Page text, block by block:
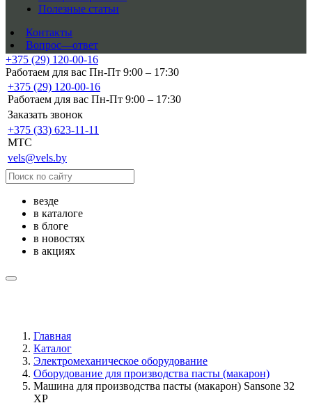
Полезные статьи
Контакты
Вопрос—ответ
+375 (29) 120-00-16
Работаем для вас Пн-Пт 9:00 – 17:30
+375 (29) 120-00-16
Работаем для вас Пн-Пт 9:00 – 17:30
Заказать звонок
+375 (33) 623-11-11
MTC
vels@vels.by
везде
в каталоге
в блоге
в новостях
в акциях
Главная
Каталог
Электромеханическое оборудование
Оборудование для производства пасты (макарон)
Машина для производства пасты (макарон) Sansone 32
XP